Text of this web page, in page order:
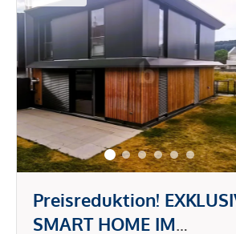
Preisreduktion!
SMART HOME IM